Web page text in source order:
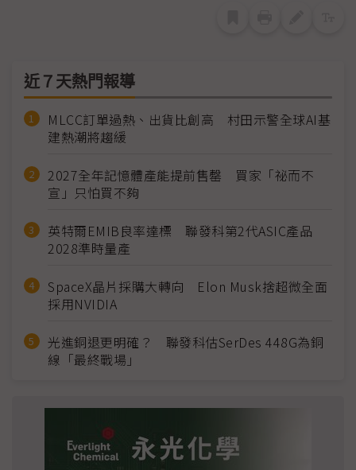
近７天熱門報導
MLCC訂單過熱、出貨比創高 村田示警全球AI基
建熱潮將趨緩
2027全年記憶體產能提前售罄 買家「祕而不
宣」只怕買不夠
英特爾EMIB良率達標 聯發科第2代ASIC產品
2028準時量產
SpaceX晶片採購大轉向 Elon Musk捨超微全面
採用NVIDIA
光進銅退更明確？ 聯發科估SerDes 448G為銅
線「最終戰場」